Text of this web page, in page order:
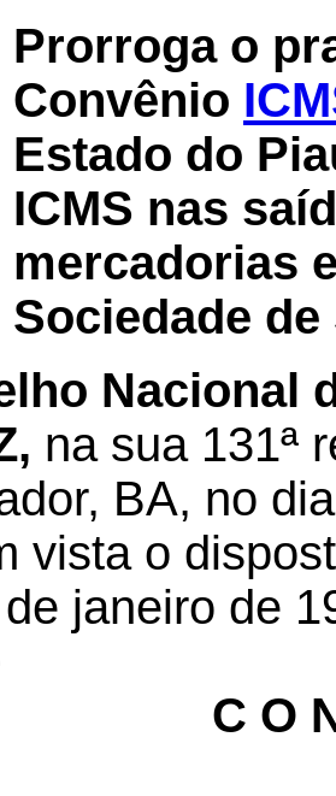
Prorroga o
Convênio
Estado do
ICMS nas
mercadorias
Sociedade
Nacional
na sua 131ª
BA, no
vista o
janeiro de
C O